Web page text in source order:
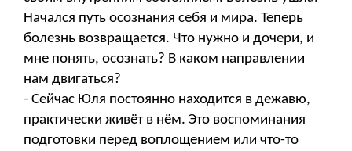
Начался путь осознания себя и мира. Теперь
болезнь возвращается. Что нужно и дочери, и
мне понять, осознать? В каком направлении
нам двигаться?
- Сейчас Юля постоянно находится в дежавю,
практически живёт в нём. Это воспоминания
подготовки перед воплощением или что-то